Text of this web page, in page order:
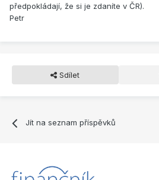
předpokládají, že si je zdaníte v ČR).
Petr
Sdílet
Jít na seznam příspěvků